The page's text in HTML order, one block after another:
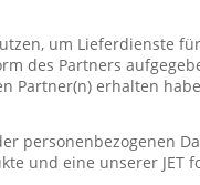
um Lieferdienste
des Partners
Partner(n) erhalten
personenbezogenen
und eine unserer JET